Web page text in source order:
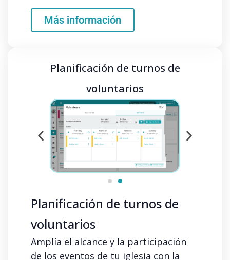
Más información
Planificación de turnos de
voluntarios
Planificación de turnos de
voluntarios
Amplía el alcance y la participación
de los eventos de tu iglesia con la